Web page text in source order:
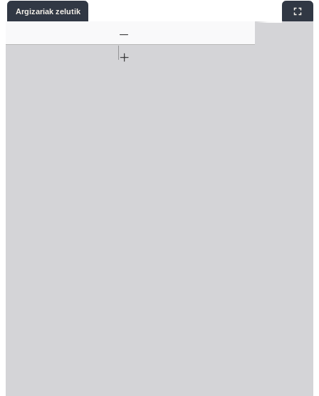
Argizariak zelutik